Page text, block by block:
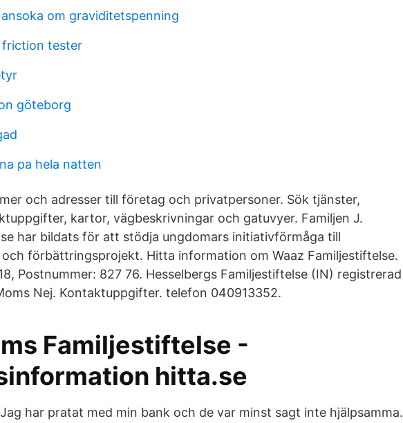
om graviditetspenning
friction tester
göteborg
pa hela natten
och adresser till företag och privatpersoner. Sök tjänster,
kartor, vägbeskrivningar och gatuvyer. Familjen J.
har bildats för att stödja ungdomars initiativförmåga till
förbättringsprojekt. Hitta information om Waaz Familjestiftelse.
Postnummer: 827 76. Hesselbergs Familjestiftelse (IN) registrerad
Nej. Kontaktuppgifter. telefon 040913352.
Familjestiftelse -
hitta.se
har pratat med min bank och de var minst sagt inte hjälpsamma.